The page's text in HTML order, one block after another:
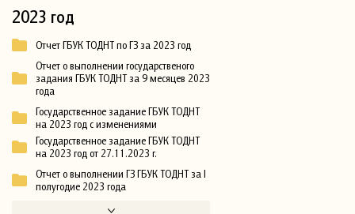
2023 год
Отчет ГБУК ТОДНТ по ГЗ за 2023 год
Отчет о выполнении государственого
задания ГБУК ТОДНТ за 9 месяцев 2023
года
Государственное задание ГБУК ТОДНТ
на 2023 год с изменениями
Государственное задание ГБУК ТОДНТ
на 2023 год от 27.11.2023 г.
Отчет о выполнении ГЗ ГБУК ТОДНТ за I
полугодие 2023 года